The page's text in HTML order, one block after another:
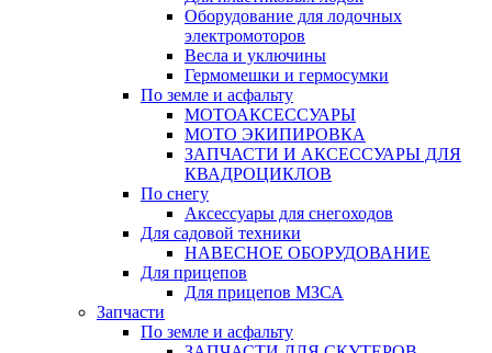
Оборудование для лодочных
электромоторов
Весла и уключины
Гермомешки и гермосумки
По земле и асфальту
МОТОАКСЕССУАРЫ
МОТО ЭКИПИРОВКА
ЗАПЧАСТИ И АКСЕССУАРЫ ДЛЯ
КВАДРОЦИКЛОВ
По снегу
Аксессуары для снегоходов
Для садовой техники
НАВЕСНОЕ ОБОРУДОВАНИЕ
Для прицепов
Для прицепов МЗСА
Запчасти
По земле и асфальту